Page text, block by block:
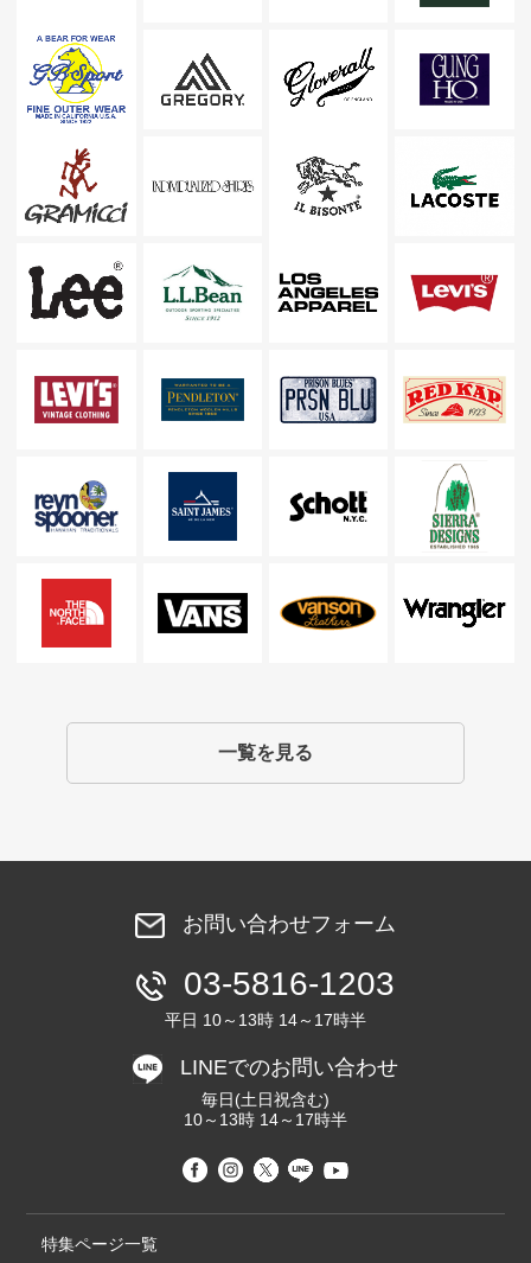
一覧を見る
お問い合わせフォーム
03-5816-1203
平日 10～13時 14～17時半
LINEでのお問い合わせ
毎日(土日祝含む)
10～13時 14～17時半
特集ページ一覧